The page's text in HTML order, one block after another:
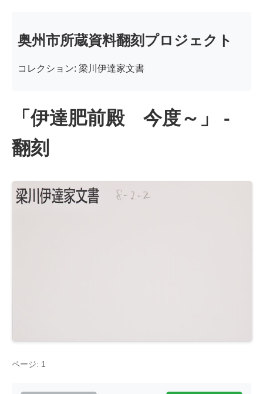
奥州市所蔵資料翻刻プロジェクト
コレクション: 梁川伊達家文書
「伊達肥前殿 今度～」 -
翻刻
ページ: 1